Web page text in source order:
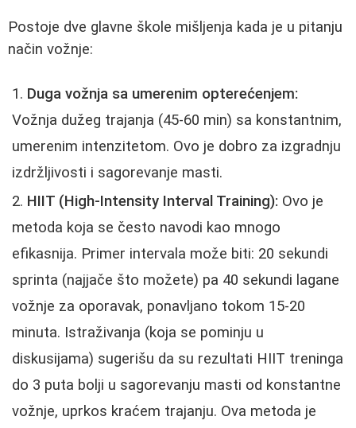
Postoje dve glavne škole mišljenja kada je u pitanju
način vožnje:
Duga vožnja sa umerenim opterećenjem:
Vožnja dužeg trajanja (45-60 min) sa konstantnim,
umerenim intenzitetom. Ovo je dobro za izgradnju
izdržljivosti i sagorevanje masti.
HIIT (High-Intensity Interval Training): Ovo je
metoda koja se često navodi kao mnogo
efikasnija. Primer intervala može biti: 20 sekundi
sprinta (najjače što možete) pa 40 sekundi lagane
vožnje za oporavak, ponavljano tokom 15-20
minuta. Istraživanja (koja se pominju u
diskusijama) sugerišu da su rezultati HIIT treninga
do 3 puta bolji u sagorevanju masti od konstantne
vožnje, uprkos kraćem trajanju. Ova metoda je